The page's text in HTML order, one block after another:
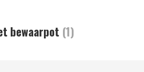
bewaarpot (1)